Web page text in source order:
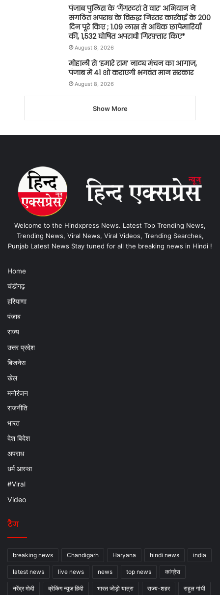
पंजाब पुलिस के ‘गैंगस्टरां ते वार’ अभियान ने
संगठित अपराध के विरुद्ध निरंतर कार्रवाई के 200
दिन पूरे किए ; 1.09 लाख से अधिक छापेमारियाँ
कीं, 1,532 घोषित अपराधी गिरफ़्तार किए*
August 8, 2026
मोहाली से ‘हमारे राम’ नाट्य मंचन का आगाज,
पंजाब में 41 शो कराएगी भगवंत मान सरकार
August 8, 2026
Show More
Welcome to the Hindxpress News. Latest Top Trending News,
Trending News, Viral News, Viral Videos, Trending Searches,
Punjab Latest News Stay tuned for all the breaking news in Hindi !
Home
चंडीगढ़
हरियाणा
पंजाब
राज्य
उत्तर प्रदेश
बिजनेस
खेल
मनोरंजन
राजनीति
भारत
देश विदेश
अपराध
धर्म आस्था
#Viral
Video
टैग
breaking news Chandigarh Haryana hindi news india
latest news live news news top news कांग्रेस
नरेंद्र मोदी ब्रेकिंग न्यूज़ हिंदी भारत जोड़ो यात्रा राज्य-शहर राहुल गांधी